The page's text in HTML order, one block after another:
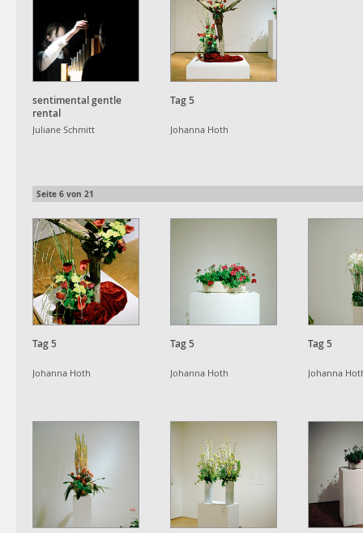
sentimental gentle
rental
Juliane Schmitt
Tag 5
Johanna Hoth
Seite 6 von 21
Tag 5
Johanna Hoth
Tag 5
Johanna Hoth
Tag 5
Johanna